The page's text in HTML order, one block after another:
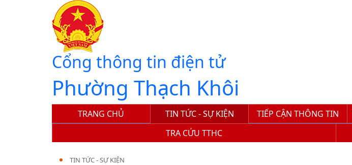
Cổng thông tin điện tử
Phường Thạch Khôi
TRANG CHỦ TIN TỨC - SỰ KIỆN TIẾP CẬN THÔNG TIN
TRA CỨU TTHC
TIN TỨC - SỰ KIỆN